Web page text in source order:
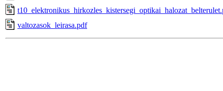
valtozasok_leirasa.pdf